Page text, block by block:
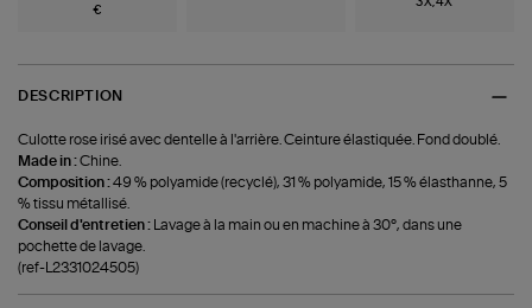
€
3X,4X
DESCRIPTION
Culotte rose irisé avec dentelle à l'arrière. Ceinture élastiquée. Fond doublé.
Made in :Chine.
Composition :49 % polyamide (recyclé), 31 % polyamide, 15 % élasthanne, 5
% tissu métallisé.
Conseil d'entretien :
Lavage à la main ou en machine à 30°, dans une
pochette de lavage.
(ref-L2331024505)